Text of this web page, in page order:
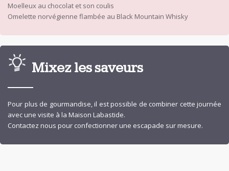
Moelleux au chocolat et son coulis
Omelette norvégienne flambée au Black Mountain Whisky
Mixez les saveurs
Pour plus de gourmandise, il est possible de combiner cette journée
avec une visite à la Maison Labastide.
Contactez nous pour confectionner une escapade sur mesure.